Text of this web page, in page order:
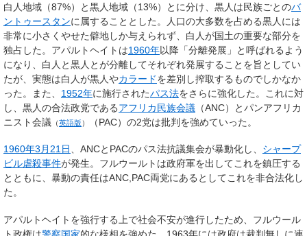
白人地域（87%）と黒人地域（13%）とに分け、黒人は民族ごとのバ
ントゥースタンに属することとした。人口の大多数を占める黒人には
非常に小さくやせた僻地しか与えられず、白人が国土の重要な部分を
独占した。アパルトヘイトは1960年以降「分離発展」と呼ばれるよう
になり、白人と黒人とが分離してそれぞれ発展することを旨としてい
たが、実態は白人が黒人やカラードを差別し搾取するものでしかなか
った。また、 1952年に施行されたパス法をさらに強化した。これに対
し、黒人の合法政党であるアフリカ民族会議 （ANC）とパンアフリカ
ニスト会議 （英語版 ） （PAC）の2党は批判を強めていった。
1960年3月21日、ANCとPACのパス法抗議集会が暴動化し、 シャープ
ビル虐殺事件が発生。フルウールトは政府軍を出してこれを鎮圧する
とともに、暴動の責任はANC,PAC両党にあるとしてこれを非合法化し
た。
アパルトヘイトを強行する上で社会不安が進行したため、フルウール